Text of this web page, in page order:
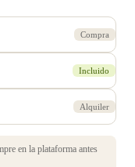
Compra
Incluido
Alquiler
en la plataforma antes